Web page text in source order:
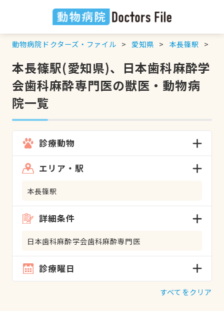
動物病院ドクターズ・ファイル 愛知県 本長篠駅
本長篠駅(愛知県)、日本歯科麻酔学
会歯科麻酔専門医の獣医・動物病
院一覧
診療動物
エリア・駅
本長篠駅
詳細条件
日本歯科麻酔学会歯科麻酔専門医
診療曜日
すべてをクリア